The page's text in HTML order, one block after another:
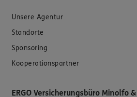
Unsere Agentur
Standorte
Sponsoring
Kooperationspartner
ERGO Versicherungsbüro Minolfo